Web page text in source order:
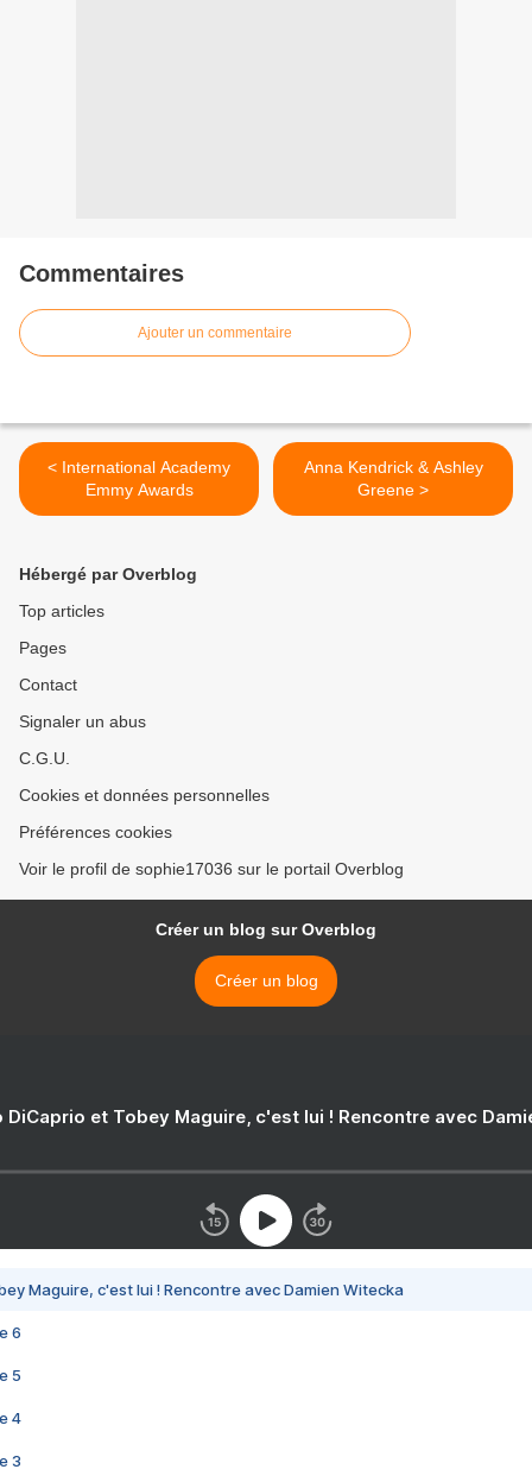
Commentaires
Ajouter un commentaire
< International Academy
Emmy Awards
Anna Kendrick & Ashley
Greene >
Hébergé par Overblog
Top articles
Pages
Contact
Signaler un abus
C.G.U.
Cookies et données personnelles
Préférences cookies
Voir le profil de sophie17036 sur le portail Overblog
Créer un blog sur Overblog
Créer un blog
DiCaprio et Tobey Maguire, c'est lui ! Rencontre avec
Maguire, c'est lui ! Rencontre avec Damien Witecka
6
5
4
3